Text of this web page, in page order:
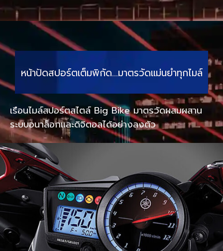
หน้าปัดสปอร์ตเต็มพิกัด…มาตรวัดแม่นยำทุกไมล์
เรือนไมล์สปอร์ตสไตล์ Big Bike มาตรวัดผสมผสาน
ระบบอนาล็อกและดิจิตอลได้อย่างลงตัว